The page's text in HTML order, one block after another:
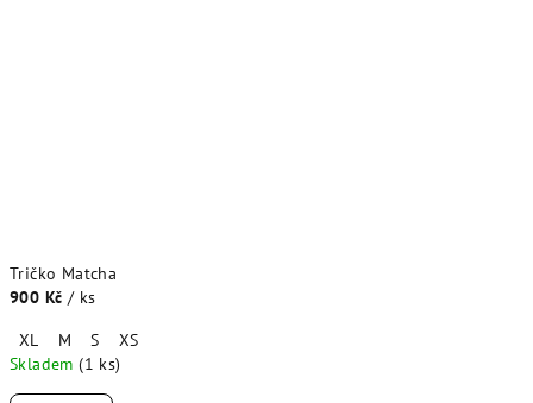
Tričko Matcha
900 Kč / ks
XL
M S
XS
Skladem(1 ks)